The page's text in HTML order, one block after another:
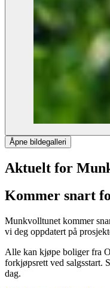
Åpne bildegalleri
Aktuelt for
Kommer snart
Munkvolltunet kommer
vi deg oppdatert på
Alle kan kjøpe boliger fra
forkjøpsrett ved salgsstart.
dag.